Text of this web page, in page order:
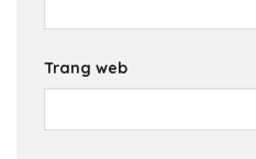
Trang web